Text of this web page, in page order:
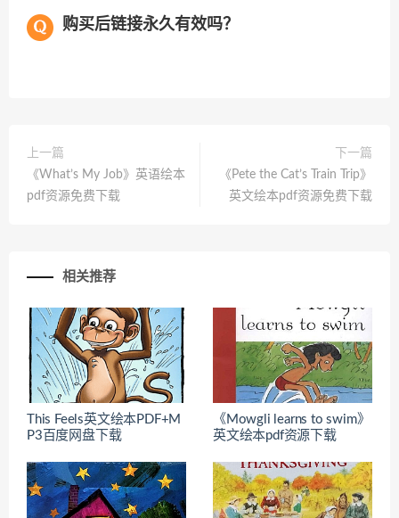
购买后链接永久有效吗？
上一篇
《What’s My Job》英语绘本
pdf资源免费下载
下一篇
《Pete the Cat’s Train Trip》
英文绘本pdf资源免费下载
相关推荐
This Feels英文绘本PDF+M
P3百度网盘下载
《Mowgli learns to swim》
英文绘本pdf资源下载